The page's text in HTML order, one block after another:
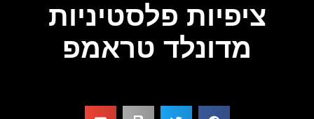
ציפיות פלסטיניות
מדונלד טראמפ